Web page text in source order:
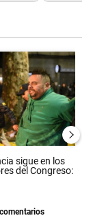
dólar: cuáles son
de tendencia con el
sigue en los
del Congreso: